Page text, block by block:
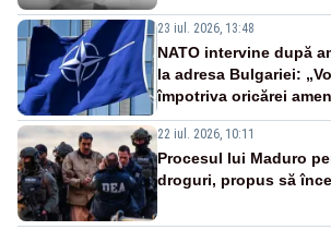
23 iul. 2026, 13:48
NATO intervine după
la adresa Bulgariei:
împotriva oricărei
22 iul. 2026, 10:11
Procesul lui Maduro
droguri, propus să